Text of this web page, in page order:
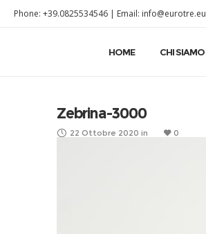
Phone: +39.0825534546 | Email: info@eurotre.eu
HOME CHI SIAMO
Zebrina-3000
22 Ottobre 2020 in 0